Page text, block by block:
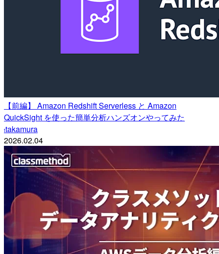
【前編】 Amazon Redshift Serverless と Amazon
QuickSight を使った簡単分析ハンズオンやってみた
ttakamura
2026.02.04